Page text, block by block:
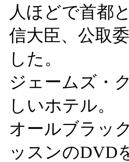
人ほどで首都
信大臣、公取
した。
ジェームズ・
しいホテル。
オールブラッ
ッスンのDVD